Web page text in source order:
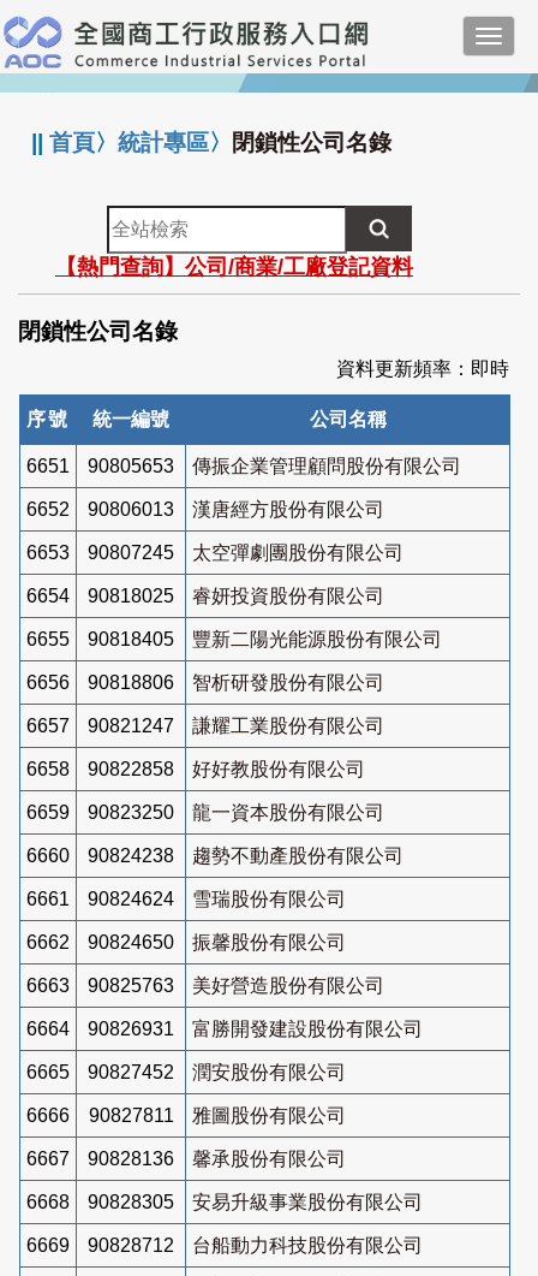
跳
到
主
要
:::
||首頁〉統計專區〉 閉鎖性公司名錄
全
站
檢
索
【熱門查詢】公司/商業/工廠登記資料
閉鎖性公司名錄
資料更新頻率：即時
序號 統一編號 公司名稱
6651 90805653 傳振企業管理顧問股份有限公司
6652 90806013 漢唐經方股份有限公司
6653 90807245 太空彈劇團股份有限公司
6654 90818025 睿妍投資股份有限公司
6655 90818405 豐新二陽光能源股份有限公司
6656 90818806 智析研發股份有限公司
6657 90821247 謙耀工業股份有限公司
6658 90822858 好好教股份有限公司
6659 90823250 龍一資本股份有限公司
6660 90824238 趨勢不動產股份有限公司
6661 90824624 雪瑞股份有限公司
6662 90824650 振馨股份有限公司
6663 90825763 美好營造股份有限公司
6664 90826931 富勝開發建設股份有限公司
6665 90827452 潤安股份有限公司
6666 90827811 雅圖股份有限公司
6667 90828136 馨承股份有限公司
6668 90828305 安易升級事業股份有限公司
6669 90828712 台船動力科技股份有限公司